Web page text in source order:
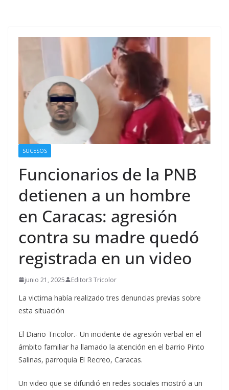
SUCESOS
Funcionarios de la PNB
detienen a un hombre
en Caracas: agresión
contra su madre quedó
registrada en un video
junio 21, 2025 Editor3 Tricolor
La victima había realizado tres denuncias previas sobre
esta situación
El Diario Tricolor.- Un incidente de agresión verbal en el
ámbito familiar ha llamado la atención en el barrio Pinto
Salinas, parroquia El Recreo, Caracas.
Un video que se difundió en redes sociales mostró a un